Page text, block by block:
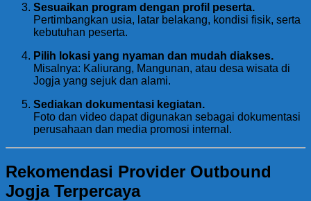
Sesuaikan program dengan profil peserta.
Pertimbangkan usia, latar belakang, kondisi fisik, serta
kebutuhan peserta.
Pilih lokasi yang nyaman dan mudah diakses.
Misalnya: Kaliurang, Mangunan, atau desa wisata di
Jogja yang sejuk dan alami.
Sediakan dokumentasi kegiatan.
Foto dan video dapat digunakan sebagai dokumentasi
perusahaan dan media promosi internal.
Rekomendasi Provider Outbound
Jogja Terpercaya